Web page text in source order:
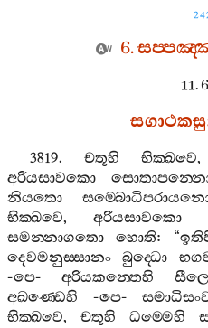
6.
11.
3819. චතූහි භික‍්ඛවෙ
අරියසාවකො
නියතො
භික‍්ඛවෙ,අරියසාවකො
සමන‍්නාගතො
හොති: “
දෙවමනුස‍්සානං
බුද‍්ධො
-පෙ-අරියකන‍්තෙහි
අඛණ‍්ඩෙහි -පෙ-
භික‍්ඛවෙ, චතූහි ධම‍්මෙහි